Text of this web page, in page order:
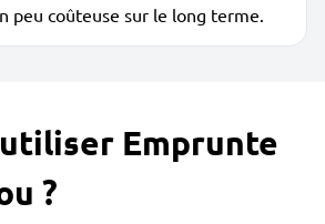
peu coûteuse sur le long terme.
Emprunte
?